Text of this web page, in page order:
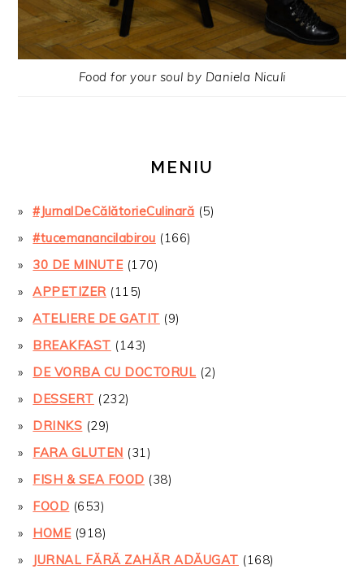
Food for your soul by Daniela Niculi
MENIU
#JurnalDeCălătorieCulinară (5)
#tucemanancilabirou (166)
30 DE MINUTE(170)
APPETIZER(115)
ATELIERE DE GATIT (9)
BREAKFAST (143)
DE VORBA CU DOCTORUL (2)
DESSERT (232)
DRINKS (29)
FARA GLUTEN (31)
FISH & SEA FOOD (38)
FOOD (653)
HOME(918)
JURNAL FĂRĂ ZAHĂR ADĂUGAT (168)